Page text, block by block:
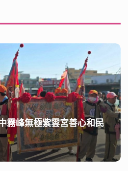
霧峰無極紫雲宮善心和民